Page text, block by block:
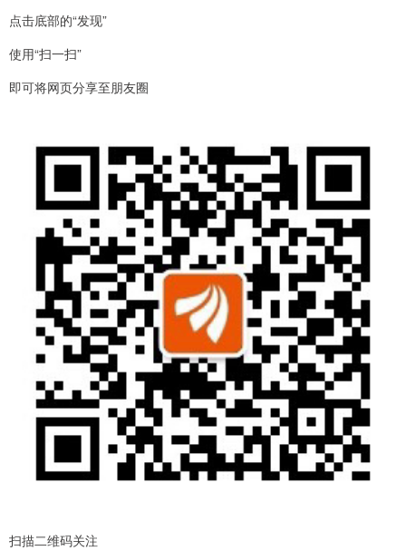
点击底部的“发现”
使用“扫一扫”
即可将网页分享至朋友圈
扫描二维码关注